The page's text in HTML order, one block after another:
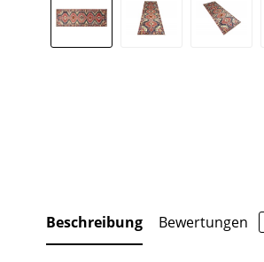
Beschreibung Bewertungen